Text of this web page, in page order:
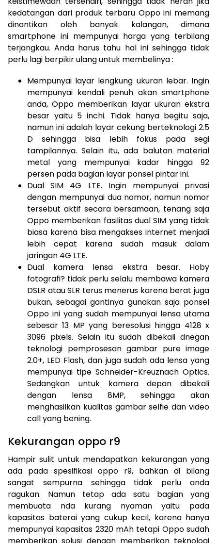
kedatangan dari produk terbaru Oppo ini memang
dinantikan oleh banyak kalangan, dimana
smartphone ini mempunyai harga yang terbilang
terjangkau. Anda harus tahu hal ini sehingga tidak
perlu lagi berpikir ulang untuk membelinya :
Mempunyai layar lengkung ukuran lebar. Ingin
mempunyai kendali penuh akan smartphone
anda, Oppo memberikan layar ukuran ekstra
besar yaitu 5 inchi. Tidak hanya begitu saja,
namun ini adalah layar cekung berteknologi 2.5
D sehingga bisa lebih fokus pada segi
tampilannya. Selain itu, ada balutan material
metal yang mempunyai kadar hingga 92
persen pada bagian layar ponsel pintar ini.
Dual SIM 4G LTE. Ingin mempunyai privasi
dengan mempunyai dua nomor, namun nomor
tersebut aktif secara bersamaan, tenang saja
Oppo memberikan fasilitas dual SIM yang tidak
biasa karena bisa mengakses internet menjadi
lebih cepat karena sudah masuk dalam
jaringan 4G LTE.
Dual kamera lensa ekstra besar. Hoby
fotografi? tidak perlu selalu membawa kamera
DSLR atau SLR terus menerus karena berat juga
bukan, sebagai gantinya gunakan saja ponsel
Oppo ini yang sudah mempunyai lensa utama
sebesar 13 MP yang beresolusi hingga 4128 x
3096 pixels. Selain itu sudah dibekali dnegan
teknologi pemprosesan gambar pure image
2.0+, LED Flash, dan juga sudah ada lensa yang
mempunyai tipe Schneider-Kreuznach Optics.
Sedangkan untuk kamera depan dibekali
dengan lensa 8MP, sehingga akan
menghasilkan kualitas gambar selfie dan video
call yang bening.
Kekurangan oppo r9
Hampir sulit untuk mendapatkan kekurangan yang
ada pada spesifikasi oppo r9, bahkan di bilang
sangat sempurna sehingga tidak perlu anda
ragukan. Namun tetap ada satu bagian yang
membuata nda kurang nyaman yaitu pada
kapasitas baterai yang cukup kecil, karena hanya
mempunyai kapasitas 2320 mAh tetapi Oppo sudah